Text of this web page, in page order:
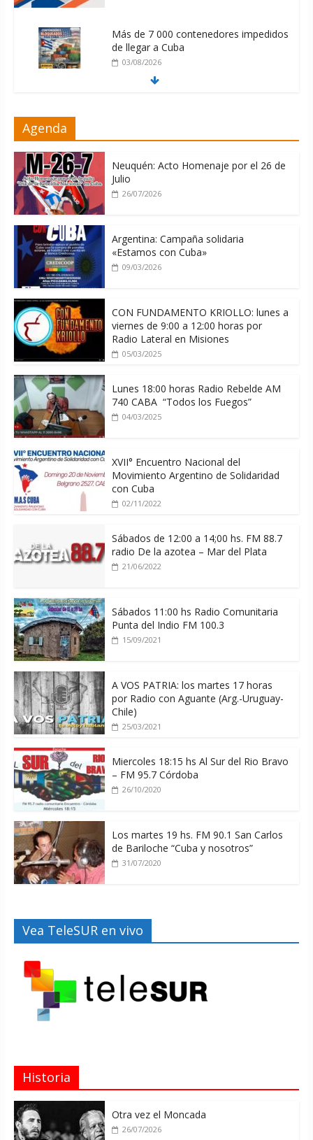
Más de 7 000 contenedores impedidos
de llegar a Cuba
03/08/2026
04/08/2026
Agenda
Neuquén: Acto Homenaje por el 26 de
Julio
26/07/2026
Argentina: Campaña solidaria
«Estamos con Cuba»
09/03/2026
CON FUNDAMENTO KRIOLLO: lunes a
viernes de 9:00 a 12:00 horas por
Radio Lateral en Misiones
05/03/2025
Lunes 18:00 horas Radio Rebelde AM
740 CABA “Todos los Fuegos”
04/03/2025
XVII° Encuentro Nacional del
Movimiento Argentino de Solidaridad
con Cuba
02/11/2022
Sábados de 12:00 a 14;00 hs. FM 88.7
radio De la azotea – Mar del Plata
21/06/2022
Sábados 11:00 hs Radio Comunitaria
Punta del Indio FM 100.3
15/09/2021
A VOS PATRIA: los martes 17 horas
por Radio con Aguante (Arg.-Uruguay-
Chile)
25/03/2021
Miercoles 18:15 hs Al Sur del Rio Bravo
– FM 95.7 Córdoba
26/10/2020
Los martes 19 hs. FM 90.1 San Carlos
de Bariloche “Cuba y nosotros”
31/07/2020
Vea TeleSUR en vivo
Historia
Otra vez el Moncada
26/07/2026